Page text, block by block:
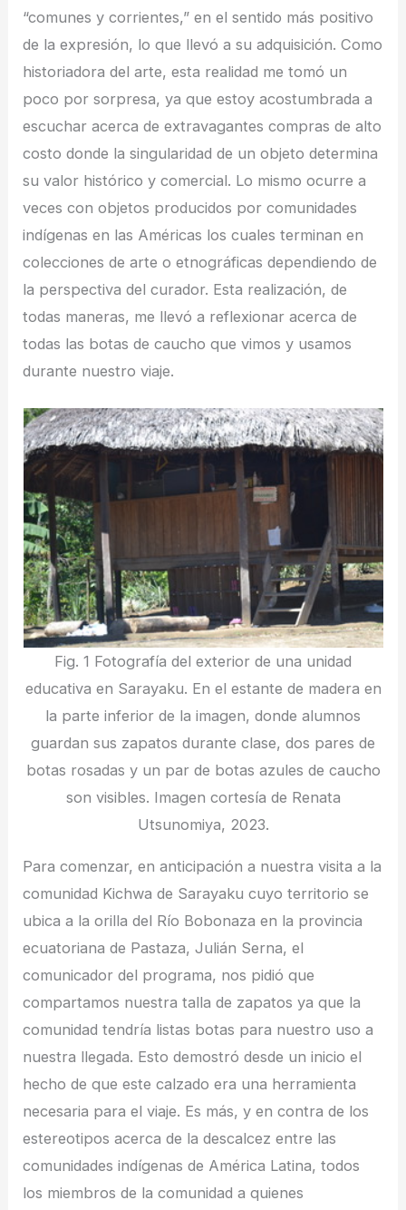
“comunes y corrientes,” en el sentido más positivo
de la expresión, lo que llevó a su adquisición. Como
historiadora del arte, esta realidad me tomó un
poco por sorpresa, ya que estoy acostumbrada a
escuchar acerca de extravagantes compras de alto
costo donde la singularidad de un objeto determina
su valor histórico y comercial. Lo mismo ocurre a
veces con objetos producidos por comunidades
indígenas en las Américas los cuales terminan en
colecciones de arte o etnográficas dependiendo de
la perspectiva del curador. Esta realización, de
todas maneras, me llevó a reflexionar acerca de
todas las botas de caucho que vimos y usamos
durante nuestro viaje.
Fig. 1 Fotografía del exterior de una unidad
educativa en Sarayaku. En el estante de madera en
la parte inferior de la imagen, donde alumnos
guardan sus zapatos durante clase, dos pares de
botas rosadas y un par de botas azules de caucho
son visibles. Imagen cortesía de Renata
Utsunomiya, 2023.
Para comenzar, en anticipación a nuestra visita a la
comunidad Kichwa de Sarayaku cuyo territorio se
ubica a la orilla del Río Bobonaza en la provincia
ecuatoriana de Pastaza, Julián Serna, el
comunicador del programa, nos pidió que
compartamos nuestra talla de zapatos ya que la
comunidad tendría listas botas para nuestro uso a
nuestra llegada. Esto demostró desde un inicio el
hecho de que este calzado era una herramienta
necesaria para el viaje. Es más, y en contra de los
estereotipos acerca de la descalcez entre las
comunidades indígenas de América Latina, todos
los miembros de la comunidad a quienes